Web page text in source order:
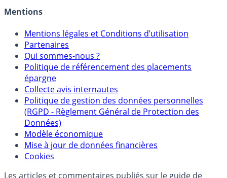
Mentions légales et Conditions d’utilisation
Partenaires
Qui sommes-nous ?
Politique de référencement des placements
épargne
Collecte avis internautes
Politique de gestion des données personnelles
(RGPD - Règlement Général de Protection des
Données)
Modèle économique
Mise à jour de données financières
Cookies